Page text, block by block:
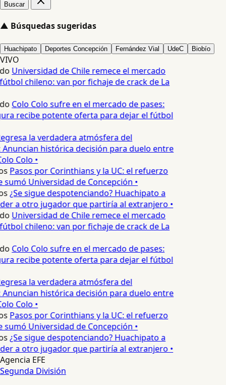
Buscar
▲ Búsquedas sugeridas
Huachipato Deportes Concepción Fernández Vial UdeC Biobío
VIVO
Universidad de Chile remece el mercado
chileno: van por fichaje de crack de La
Colo Colo sufre en el mercado de pases:
recibe potente oferta para dejar el fútbol
la verdadera atmósfera del
histórica decisión para duelo entre
Colo •
Pasos por Corinthians y la UC: el refuerzo
Universidad de Concepción •
¿Se sigue despotenciando? Huachipato a
a otro jugador que partiría al extranjero •
Universidad de Chile remece el mercado
chileno: van por fichaje de crack de La
Colo Colo sufre en el mercado de pases:
recibe potente oferta para dejar el fútbol
la verdadera atmósfera del
histórica decisión para duelo entre
Colo •
Pasos por Corinthians y la UC: el refuerzo
Universidad de Concepción •
¿Se sigue despotenciando? Huachipato a
a otro jugador que partiría al extranjero •
Agencia EFE
Segunda División